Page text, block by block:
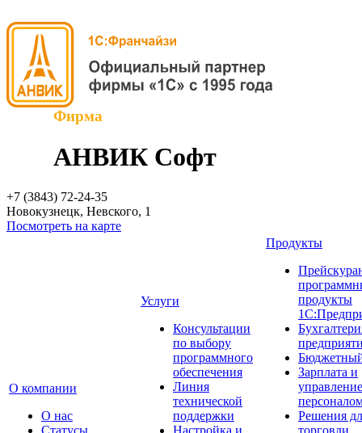
Фирма
АНВИК Софт
+7 (3843) 72-24-35
Новокузнецк, Невского, 1
Посмотреть на карте
О компании
О нас
Cтатусы
Услуги
Консультации
по выбору
программного
обеспечения
Линия
технической
поддержки
Настройка и
Продукты
продукты
Зарплата и
управление
Решения
торговли